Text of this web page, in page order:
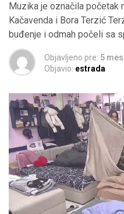
Muzika je označila početak
Kačavenda i Bora Terzić
buđenje i odmah počeli sa
Objavljeno pre: 5
Objavio: estrada